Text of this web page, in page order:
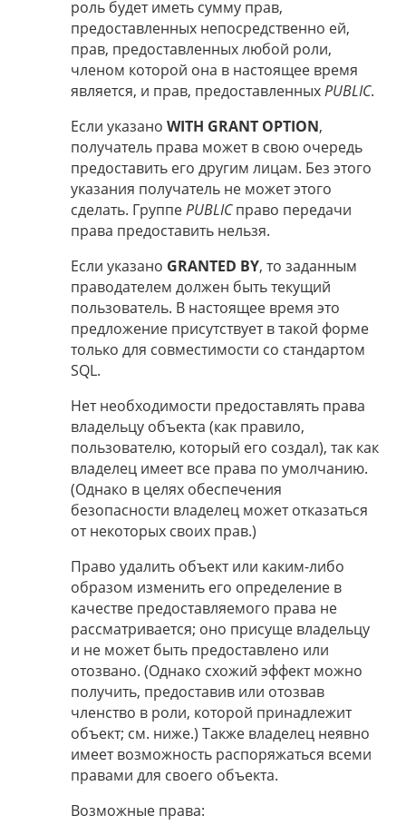
роль будет иметь сумму прав,
предоставленных непосредственно ей,
прав, предоставленных любой роли,
членом которой она в настоящее время
является, и прав, предоставленныхPUBLIC.
Если указано WITH GRANT OPTION,
получатель права может в свою очередь
предоставить его другим лицам. Без этого
указания получатель не может этого
сделать. ГруппеPUBLICправо передачи
права предоставить нельзя.
Если указано GRANTED BY, то заданным
праводателем должен быть текущий
пользователь. В настоящее время это
предложение присутствует в такой форме
только для совместимости со стандартом
SQL.
Нет необходимости предоставлять права
владельцу объекта (как правило,
пользователю, который его создал), так как
владелец имеет все права по умолчанию.
(Однако в целях обеспечения
безопасности владелец может отказаться
от некоторых своих прав.)
Право удалить объект или каким-либо
образом изменить его определение в
качестве предоставляемого права не
рассматривается; оно присуще владельцу
и не может быть предоставлено или
отозвано. (Однако схожий эффект можно
получить, предоставив или отозвав
членство в роли, которой принадлежит
объект; см. ниже.) Также владелец неявно
имеет возможность распоряжаться всеми
правами для своего объекта.
Возможные права: